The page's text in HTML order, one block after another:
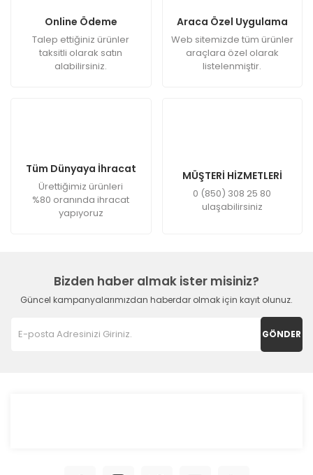
Online Ödeme
Talep ettiğiniz ürünler
taksitli olarak satın
alabilirsiniz.
Araca Özel Uygulama
Web sitemizde tüm ürünler
araçlara özel olarak
listelenmiştir.
Tüm Dünyaya İhracat
Ürettiğimiz ürünleri
%80 oranında ihracat
yapıyoruz
MÜŞTERİ HİZMETLERİ
0 (850) 308 25 80
ulaşabilirsiniz
Bizden haber almak ister misiniz?
Güncel kampanyalarımızdan haberdar olmak için kayıt olunuz.
GÖNDER